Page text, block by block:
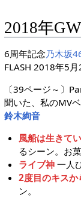
2018年
6周年記念乃木坂
FLASH 2018年5
〔39ページ～〕
聞いた、私のMV
鈴木絢音
風船は生きて
るシーン。お
ライブ神 一人
2度目のキスか
ン。